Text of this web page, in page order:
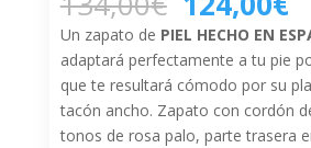
precio
original
era:
134,00€.
Un zapato de PIEL HECHO EN
adaptará perfectamente a tu pie
que te resultará cómodo por su
tacón ancho. Zapato con cordón
tonos de rosa palo, parte trasera